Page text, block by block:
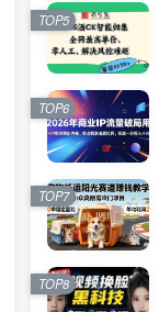
TOP5
TOP6
TOP7
TOP8